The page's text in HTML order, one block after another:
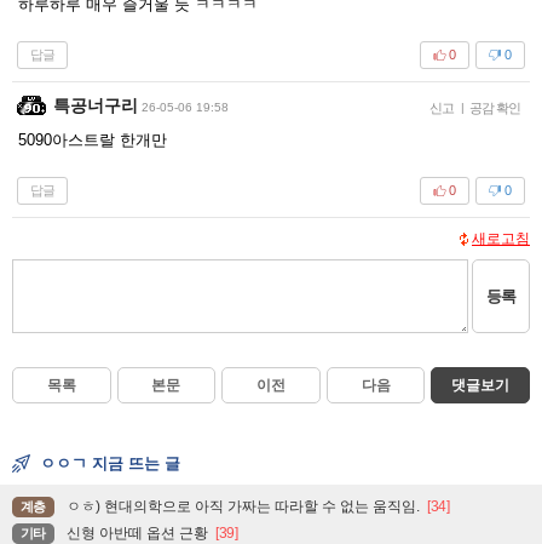
하루하루 매우 즐거울 듯 ㅋㅋㅋㅋ
답글 0
0
특공너구리 26-05-06 19:58 신고 | 공감 확인
5090아스트랄 한개만
답글 0
0
새로고침
등록
목록 본문 이전 다음 댓글보기
ㅇㅇㄱ 지금 뜨는 글
계층 ㅇㅎ) 현대의학으로 아직 가짜는 따라할 수 없는 움직임. [34]
기타 신형 아반떼 옵션 근황 [39]